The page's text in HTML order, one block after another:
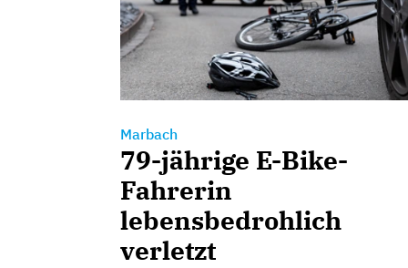
Marbach
79-jährige E-Bike-
Fahrerin
lebensbedrohlich
verletzt